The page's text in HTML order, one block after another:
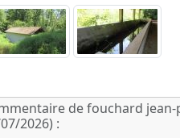
de fouchard jean-
2026) :